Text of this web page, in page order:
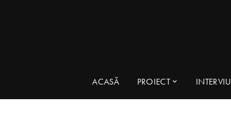
ACASĂ PROIECT INTERVIU